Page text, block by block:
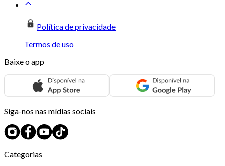
Política de privacidade
Termos de uso
Baixe o app
Siga-nos nas mídias sociais
Categorias